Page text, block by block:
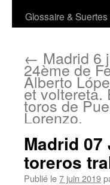
Glossaire & Suertes
← Madrid 6
24ème de
Alberto
et voltereta.
toros de
Lorenzo.
Madrid
toreros
Publié le7 juin 2019